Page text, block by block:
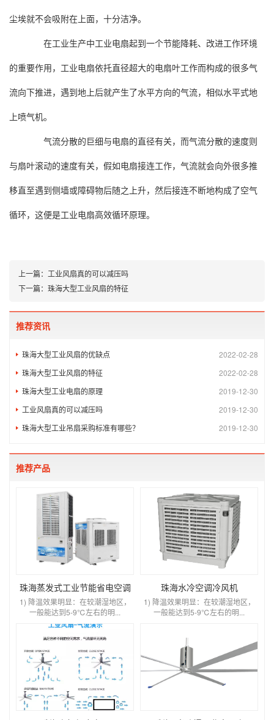
尘埃就不会吸附在上面，十分洁净。
在工业生产中工业电扇起到一个节能降耗、改进工作环境
的重要作用，工业电扇依托直径超大的电扇叶工作而构成的很多气
流向下推进，遇到地上后就产生了水平方向的气流，相似水平式地
上喷气机。
气流分散的巨细与电扇的直径有关，而气流分散的速度则
与扇叶滚动的速度有关，假如电扇接连工作，气流就会向外很多推
移直至遇到侧墙或障碍物后随之上升，然后接连不断地构成了空气
循环，这便是工业电扇高效循环原理。
上一篇： 工业风扇真的可以减压吗
下一篇： 珠海大型工业风扇的特征
推荐资讯
2022-02-28
珠海大型工业风扇的优缺点
2022-02-28
珠海大型工业风扇的特征
2019-12-30
珠海大型工业电扇的原理
2019-12-30
工业风扇真的可以减压吗
2019-12-30
珠海大型工业吊扇采购标准有哪些？
推荐产品
珠海蒸发式工业节能省电空调
1) 降温效果明显：在较潮湿地区，
一般能达到5-9℃左右的明...
珠海水冷空调冷风机
1) 降温效果明显：在较潮湿地区，
一般能达到5-9℃左右的明...